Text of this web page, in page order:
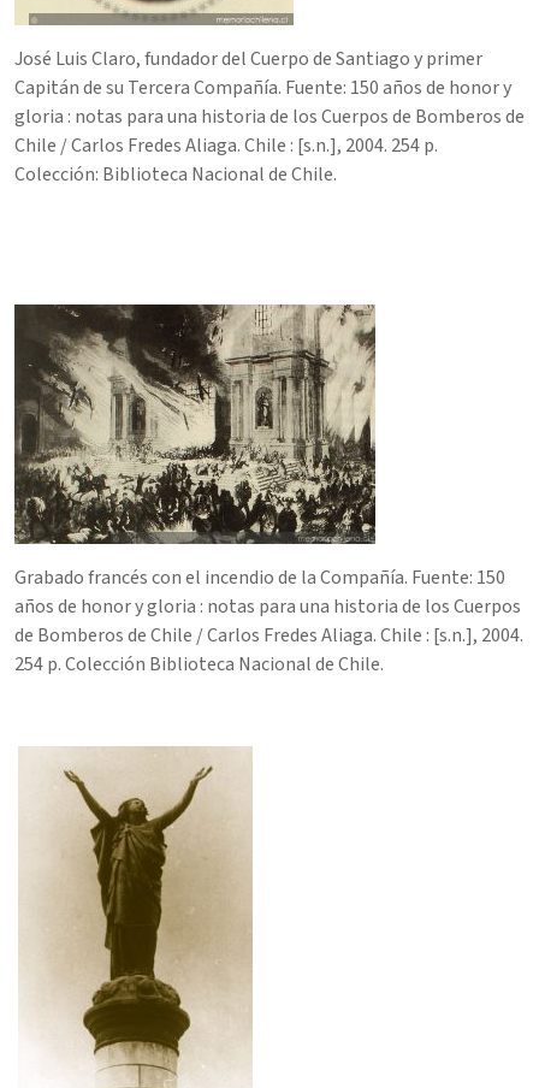
José Luis Claro, fundador del Cuerpo de Santiago y primer
Capitán de su Tercera Compañía. Fuente: 150 años de honor y
gloria : notas para una historia de los Cuerpos de Bomberos de
Chile / Carlos Fredes Aliaga. Chile : [s.n.], 2004. 254 p.
Colección: Biblioteca Nacionalde Chile.
Grabado francés con el incendio de la Compañía. Fuente: 150
años de honor y gloria : notas para una historia de los Cuerpos
de Bomberos de Chile / Carlos Fredes Aliaga. Chile : [s.n.], 2004.
254 p. Colección Biblioteca Nacional de Chile.